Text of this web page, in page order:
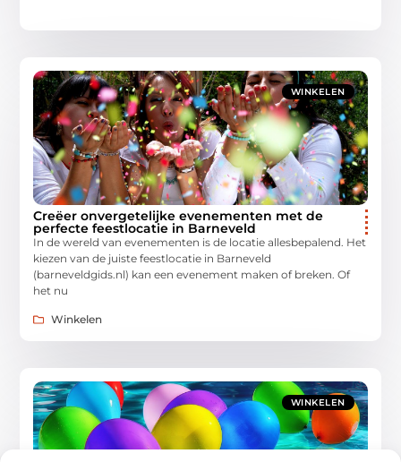
WINKELEN
Creëer onvergetelijke evenementen met de
perfecte feestlocatie in Barneveld
In de wereld van evenementen is de locatie allesbepalend. Het
kiezen van de juiste feestlocatie in Barneveld
(barneveldgids.nl) kan een evenement maken of breken. Of
het nu
Winkelen
WINKELEN